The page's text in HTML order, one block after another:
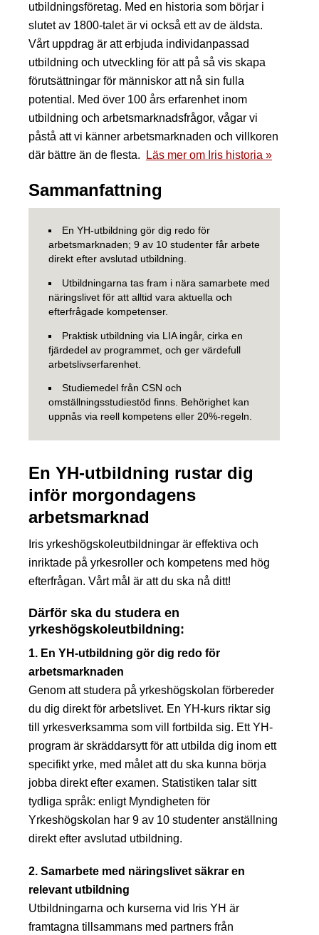
utbildningsföretag. Med en historia som börjar i
slutet av 1800-talet är vi också ett av de äldsta.
Vårt uppdrag är att erbjuda individanpassad
utbildning och utveckling för att på så vis skapa
förutsättningar för människor att nå sin fulla
potential. Med över 100 års erfarenhet inom
utbildning och arbetsmarknadsfrågor, vågar vi
påstå att vi känner arbetsmarknaden och villkoren
där bättre än de flesta.
Läs mer om Iris historia »
Sammanfattning
En YH-utbildning gör dig redo för
arbetsmarknaden; 9 av 10 studenter får arbete
direkt efter avslutad utbildning.
Utbildningarna tas fram i nära samarbete med
näringslivet för att alltid vara aktuella och
efterfrågade kompetenser.
Praktisk utbildning via LIA ingår, cirka en
fjärdedel av programmet, och ger värdefull
arbetslivserfarenhet.
Studiemedel från CSN och
omställningsstudiestöd finns. Behörighet kan
uppnås via reell kompetens eller 20%-regeln.
En YH-utbildning rustar dig
inför morgondagens
arbetsmarknad
Iris yrkeshögskoleutbildningar är effektiva och
inriktade på yrkesroller och kompetens med hög
efterfrågan. Vårt mål är att du ska nå ditt!
Därför ska du studera en
yrkeshögskoleutbildning:
1. En YH-utbildning gör dig redo för
arbetsmarknaden
Genom att studera på yrkeshögskolan förbereder
du dig direkt för arbetslivet. En YH-kurs riktar sig
till yrkesverksamma som vill fortbilda sig. Ett YH-
program är skräddarsytt för att utbilda dig inom ett
specifikt yrke, med målet att du ska kunna börja
jobba direkt efter examen. Statistiken talar sitt
tydliga språk: enligt Myndigheten för
Yrkeshögskolan har 9 av 10 studenter anställning
direkt efter avslutad utbildning.
2. Samarbete med näringslivet säkrar en
relevant utbildning
Utbildningarna och kurserna vid Iris YH är
framtagna tillsammans med partners från